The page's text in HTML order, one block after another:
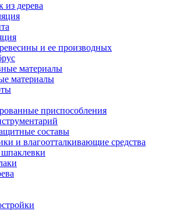
из дерева
и ее производных
материалы
материалы
приспособления
составы
и влагоотталкивающие средства